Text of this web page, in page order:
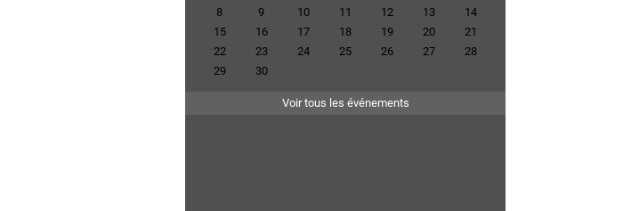
8
9 10 11 12 13
14
15
16 17 18 19 20
21
22
23 24 25 26 27
28
29
30
Voir tous les événements